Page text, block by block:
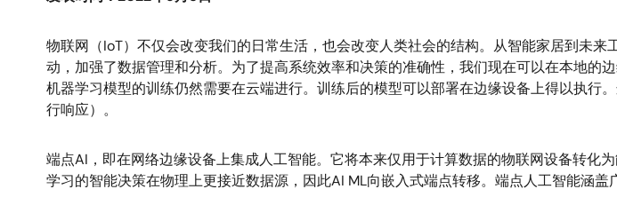
物联网（IoT）不仅会改变我们的日常生活，也会改变人类社会的结构。从智能家居到未
动，加强了数据管理和分析。为了提高系统效率和决策的准确性，我们现在可以在本地的
机器学习模型的训练仍然需要在云端进行。训练后的模型可以部署在边缘设备上得以执
行响应）。
端点AI，即在网络边缘设备上集成人工智能。它将本来仅用于计算数据的物联网设备转化
学习的智能决策在物理上更接近数据源，因此AI ML向嵌入式端点转移。端点人工智能涵